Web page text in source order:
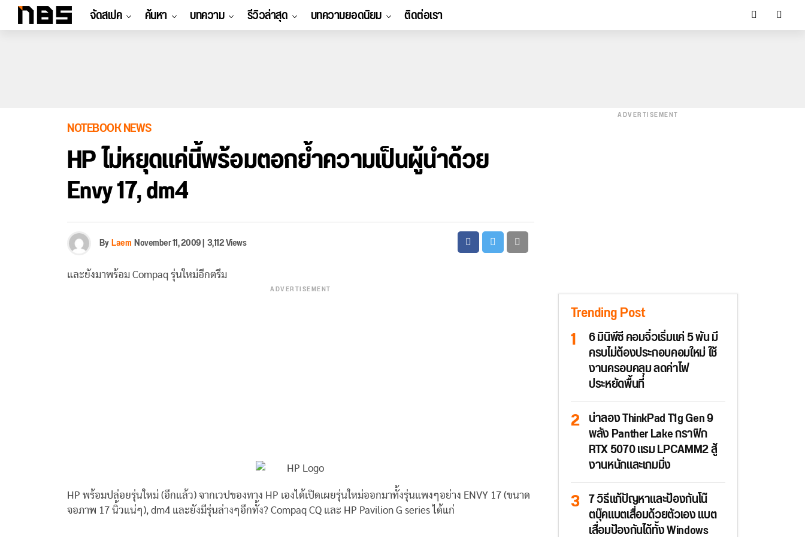
จัดสเปค ค้นหา บทความ รีวิวล่าสุด บทความยอดนิยม ติดต่อเรา
NOTEBOOK NEWS
HP ไม่หยุดแค่นี้พร้อมตอกย้ำความเป็นผู้นำด้วย
Envy 17, dm4
ByLaemNovember 11, 2009|3,112 Views
และยังมาพร้อม Compaq รุ่นใหม่อีกตรึม
ADVERTISEMENT
HP พร้อมปล่อยรุ่นใหม่ (อีกแล้ว) จากเวปของทาง HP เองได้เปิดเผยรุ่นใหม่ออกมาทั้งรุ่นแพงๆอย่าง ENVY 17 (ขนาด
จอภาพ 17 นิ้วแน่ๆ), dm4 และยังมีรุ่นล่างๆอีกทั้ง? Compaq CQ และ HP Pavilion G series ได้แก่
ADVERTISEMENT
Trending Post
6 มินิพีซี คอมจิ๋วเริ่มแค่ 5 พัน มี
ครบไม่ต้องประกอบคอมใหม่ ใช้
งานครอบคลุม ลดค่าไฟ
ประหยัดพื้นที่
น่าลอง ThinkPad T1g Gen 9
พลัง Panther Lake กราฟิก
RTX 5070 แรม LPCAMM2 สู้
งานหนักและเกมมิ่ง
7 วิธีแก้ปัญหาและป้องกันโน๊
ตบุ๊คแบตเสื่อมด้วยตัวเอง แบต
เสื่อมป้องกันได้ทั้ง Windows